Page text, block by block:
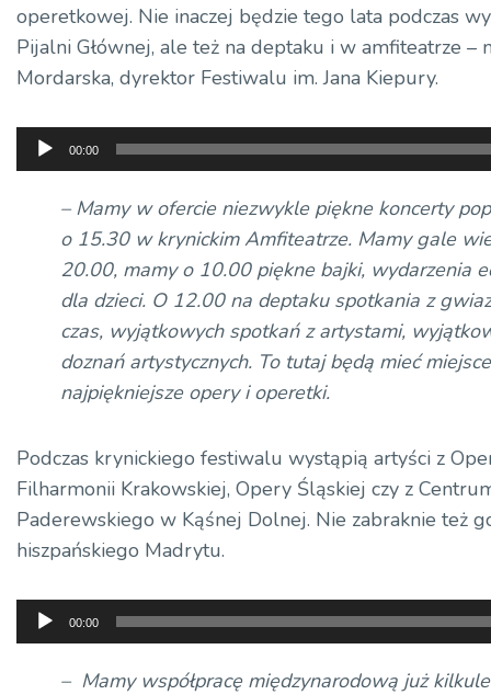
operetkowej. Nie inaczej będzie tego lata podczas
Pijalni Głównej, ale też na deptaku i w amfiteatrze –
Mordarska, dyrektor Festiwalu im. Jana Kiepury.
Odtwarzacz
plików
dźwiękowych
00:00
– Mamy w ofercie niezwykle piękne koncerty
o 15.30 w krynickim Amfiteatrze. Mamy gale
20.00, mamy o 10.00 piękne bajki, wydarzenia
dla dzieci. O 12.00 na deptaku spotkania z
czas, wyjątkowych spotkań z artystami,
doznań artystycznych. To tutaj będą mieć miejsce
najpiękniejsze opery i operetki.
Podczas krynickiego festiwalu wystąpią artyści z
Filharmonii Krakowskiej, Opery Śląskiej czy z
Paderewskiego w Kąśnej Dolnej. Nie zabraknie też
hiszpańskiego Madrytu.
Odtwarzacz
plików
dźwiękowych
00:00
– Mamy współpracę międzynarodową już